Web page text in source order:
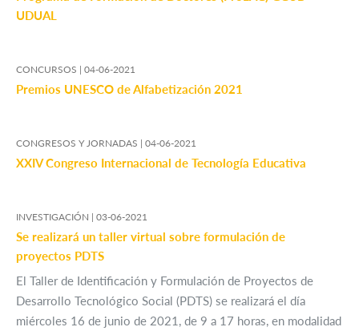
UDUAL
CONCURSOS | 04-06-2021
Premios UNESCO de Alfabetización 2021
CONGRESOS Y JORNADAS | 04-06-2021
XXIV Congreso Internacional de Tecnología Educativa
INVESTIGACIÓN | 03-06-2021
Se realizará un taller virtual sobre formulación de
proyectos PDTS
El Taller de Identificación y Formulación de Proyectos de
Desarrollo Tecnológico Social (PDTS) se realizará el día
miércoles 16 de junio de 2021, de 9 a 17 horas, en modalidad